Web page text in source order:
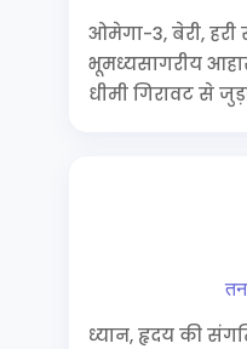
ओमेगा-3, बेरी, हरी
भूमध्यसागरीय
धीमी गिरावट से
ध्यान, हृदय की